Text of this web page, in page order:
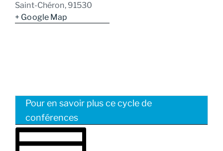
Saint-Chéron, 91530
+ Google Map
Pour en savoir plus ce cycle de
conférences